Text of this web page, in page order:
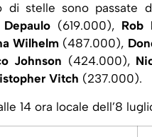
di stelle sono passate
Depaulo (619.000), Rob
Wilhelm (487.000),
Johnson (424.000),
Vitch (237.000).
14 ora locale dell’8